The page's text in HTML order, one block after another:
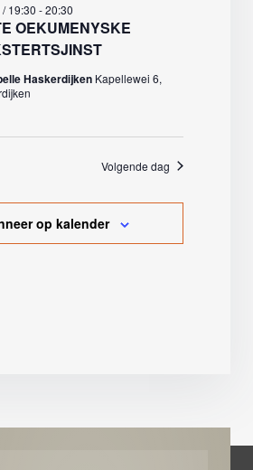
OEKUMENYSKE
19:30 -20:30
Haskerdijken Kapellewei 6,
Volgende dag
op kalender